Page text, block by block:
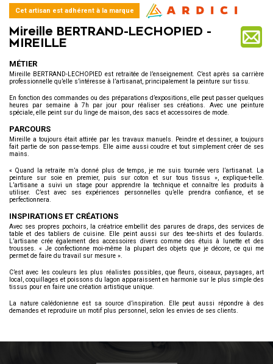
Cet artisan est adhérent à la marque
Mireille BERTRAND-LECHOPIED -
MIREILLE
MÉTIER
Mireille BERTRAND-LECHOPIED est retraitée de l’enseignement. C’est après sa carrière
professionnelle qu’elle s’intéresse à l’artisanat, principalement la peinture sur tissu.
En fonction des commandes ou des préparations d’expositions, elle peut passer quelques
heures par semaine à 7h par jour pour réaliser ses créations. Avec une peinture
spéciale, elle peint sur du linge de maison, des sacs et accessoires de mode.
PARCOURS
Mireille a toujours était attirée par les travaux manuels. Peindre et dessiner, a toujours
fait partie de son passe-temps. Elle aime aussi coudre et tout simplement créer de ses
mains.
« Quand la retraite m’a donné plus de temps, je me suis tournée vers l’artisanat. La
peinture sur soie en premier, puis sur coton et sur tous tissus », explique-t-elle.
L’artisane a suivi un stage pour apprendre la technique et connaître les produits à
utiliser. C’est avec ses expériences personnelles qu’elle prendra confiance, et se
perfectionnera.
INSPIRATIONS ET CRÉATIONS
Avec ses propres pochoirs, la créatrice embellit des parures de draps, des services de
table et des tabliers de cuisine. Elle peint aussi sur des tee-shirts et des foulards.
L’artisane crée également des accessoires divers comme des étuis à lunette et des
trousses. « Je confectionne moi-même la plupart des objets que je décore, ce qui me
permet de faire du travail sur mesure ».
C’est avec les couleurs les plus réalistes possibles, que fleurs, oiseaux, paysages, art
local, coquillages et poissons du lagon apparaissent en harmonie sur le plus simple des
tissus pour en faire une création artistique unique.
La nature calédonienne est sa source d’inspiration. Elle peut aussi répondre à des
demandes et reproduire un motif plus personnel, selon les envies de ses clients.